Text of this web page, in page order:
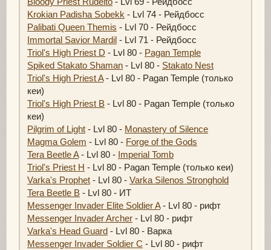
Krokian Padisha Sobekk - Lvl 74 - Рейдбосс
Palibati Queen Themis - Lvl 70 - Рейдбосс
Immortal Savior Mardil - Lvl 71 - Рейдбосс
Triol's High Priest D - Lvl 80 - Pagan Temple
Spiked Stakato Shaman - Lvl 80 - Stakato Nest
Triol's High Priest A- Lvl 80 - Pagan Temple (только
кеи)
Triol's High Priest B - Lvl 80 - Pagan Temple (только
кеи)
Pilgrim of Light - Lvl 80 - Monastery of Silence
Magma Golem - Lvl 80 - Forge of the Gods
Tera Beetle A- Lvl 80 - Imperial Tomb
Triol's Priest H - Lvl 80 - Pagan Temple (только кеи)
Varka's Prophet - Lvl 80 - Varka Silenos Stronghold
Tera Beetle B - Lvl 80 - ИТ
Messenger Invader Elite Soldier A- Lvl 80 - рифт
Messenger Invader Archer - Lvl 80 - рифт
Varka's Head Guard - Lvl 80 - Варка
Messenger Invader Soldier C - Lvl 80 - рифт